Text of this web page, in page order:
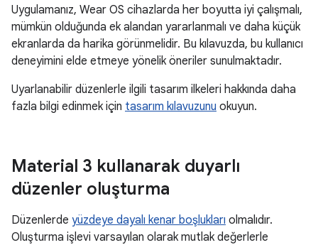
Uygulamanız, Wear OS cihazlarda her boyutta iyi çalışmalı,
mümkün olduğunda ek alandan yararlanmalı ve daha küçük
ekranlarda da harika görünmelidir. Bu kılavuzda, bu kullanıcı
deneyimini elde etmeye yönelik öneriler sunulmaktadır.
Uyarlanabilir düzenlerle ilgili tasarım ilkeleri hakkında daha
fazla bilgi edinmek için tasarım kılavuzunu okuyun.
Material 3 kullanarak duyarlı
düzenler oluşturma
Düzenlerde yüzdeye dayalı kenar boşlukları olmalıdır.
Oluşturma işlevi varsayılan olarak mutlak değerlerle